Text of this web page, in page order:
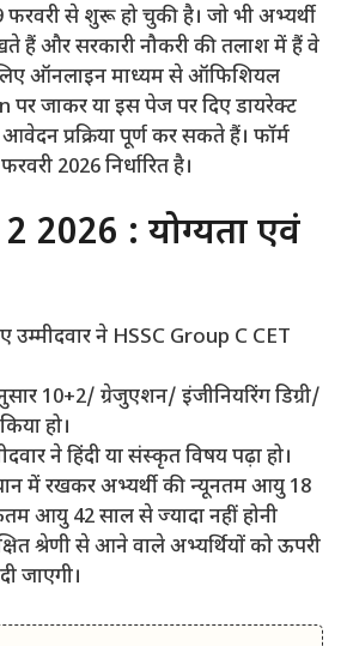
फरवरी से शुरू हो चुकी है। जो भी अभ्यर्थी
हैं और सरकारी नौकरी की तलाश में हैं वे
ऑनलाइन माध्यम से ऑफिशियल
पर जाकर या इस पेज पर दिए डायरेक्ट
प्रक्रिया पूर्ण कर सकते हैं। फॉर्म
2026 निर्धारित है।
2 2026 : योग्यता एवं
उम्मीदवार ने HSSC Group C CET
10+2/ ग्रेजुएशन/ इंजीनियरिंग डिग्री/
हो।
ने हिंदी या संस्कृत विषय पढ़ा हो।
में रखकर अभ्यर्थी की न्यूनतम आयु 18
आयु 42 साल से ज्यादा नहीं होनी
श्रेणी से आने वाले अभ्यर्थियों को ऊपरी
जाएगी।